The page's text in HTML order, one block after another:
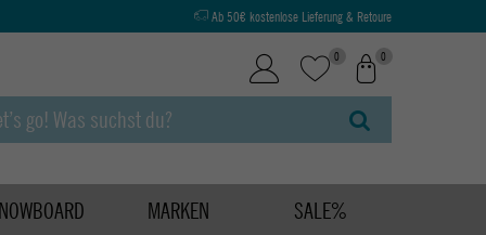
Ab 50€ kostenlose Lieferung & Retoure
0 0
MARKEN SALE%